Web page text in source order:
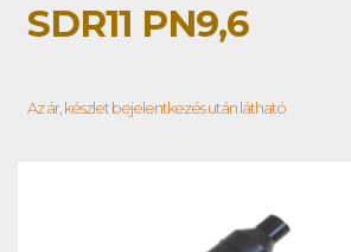
SDR11 PN9,6
Az ár, készlet bejelentkezés után látható